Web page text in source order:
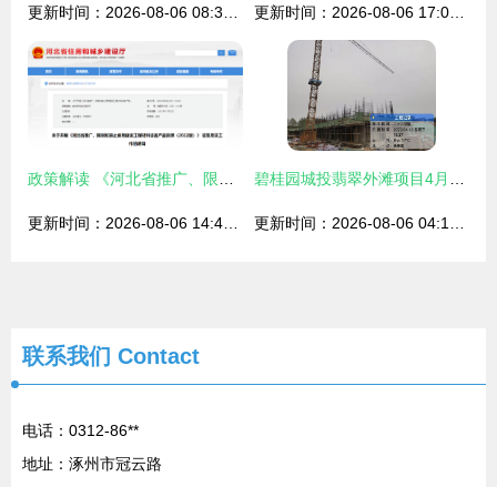
联系我们 Contact
电话：0312-86**
地址：涿州市冠云路